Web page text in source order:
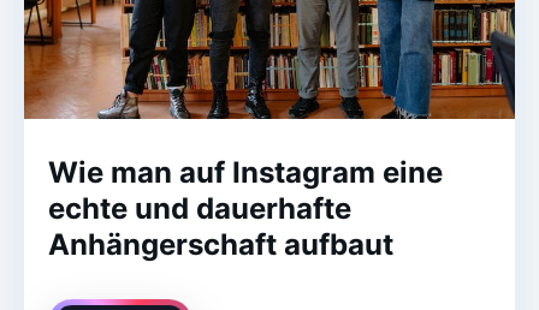
Wie man auf Instagram eine
echte und dauerhafte
Anhängerschaft aufbaut